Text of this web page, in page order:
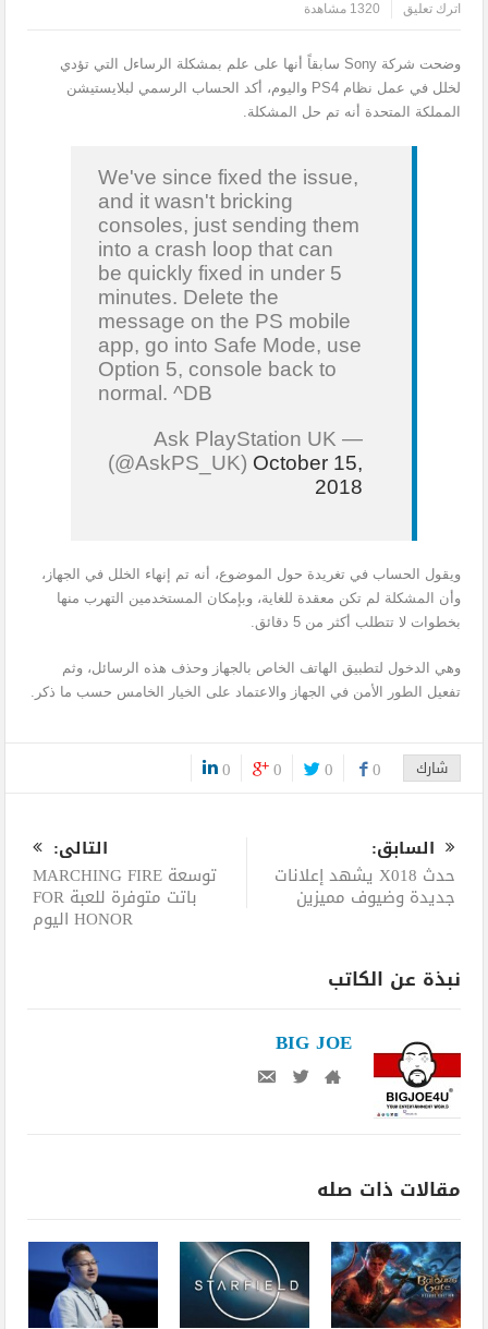
اترك تعليق
1320 مشاهدة
وضحت شركة Sony سابقاً أنها على علم بمشكلة الرساءل التي تؤدي
لخلل في عمل نظام PS4 واليوم، أكد الحساب الرسمي لبلايستيشن
المملكة المتحدة أنه تم حل المشكلة.
We've since fixed the issue,
and it wasn't bricking
consoles, just sending them
into a crash loop that can
be quickly fixed in under 5
minutes. Delete the
message on the PS mobile
app, go into Safe Mode, use
Option 5, console back to
normal. ^DB
— Ask PlayStation UK
(@AskPS_UK) October 15,
2018
ويقول الحساب في تغريدة حول الموضوع، أنه تم إنهاء الخلل في الجهاز،
وأن المشكلة لم تكن معقدة للغاية، وبإمكان المستخدمين التهرب منها
بخطوات لا تتطلب أكثر من 5 دقائق.
وهي الدخول لتطبيق الهاتف الخاص بالجهاز وحذف هذه الرسائل، وثم
تفعيل الطور الأمن في الجهاز والاعتماد على الخيار الخامس حسب ما ذكر.
شارك 0
0
0
0
السابق:
حدث X018 يشهد إعلانات
جديدة وضيوف مميزين
التالى:
توسعة MARCHING FIRE
باتت متوفرة للعبة FOR
HONOR اليوم
نبذة عن الكاتب
BIG JOE
مقالات ذات صله